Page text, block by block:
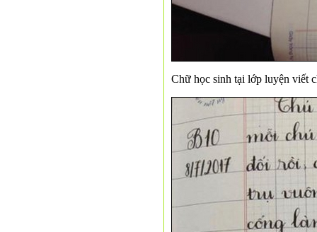
Chữ học sinh tại lớp luyện viết